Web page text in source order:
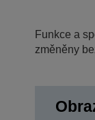
Funkce a
změněny